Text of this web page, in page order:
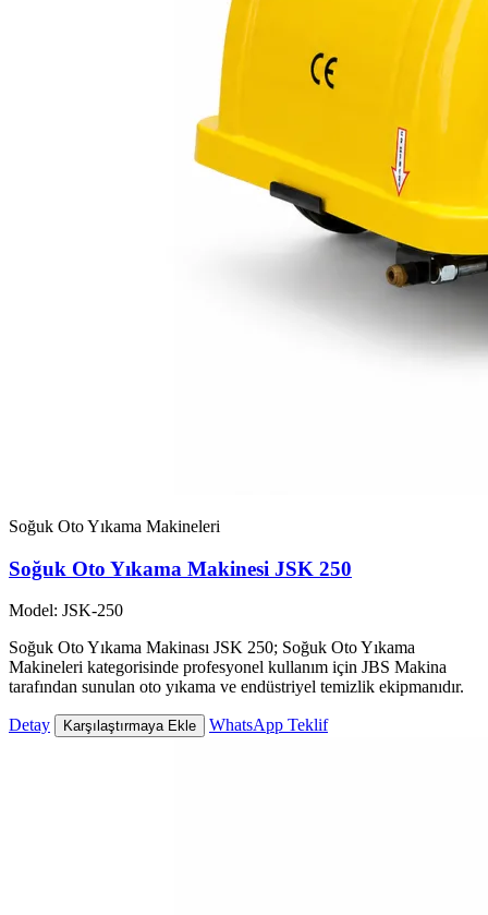
Soğuk Oto Yıkama Makineleri
Soğuk Oto Yıkama Makinesi JSK 250
Model: JSK-250
Soğuk Oto Yıkama Makinası JSK 250; Soğuk Oto Yıkama
Makineleri kategorisinde profesyonel kullanım için JBS Makina
tarafından sunulan oto yıkama ve endüstriyel temizlik ekipmanıdır.
Detay Karşılaştırmaya Ekle WhatsApp Teklif